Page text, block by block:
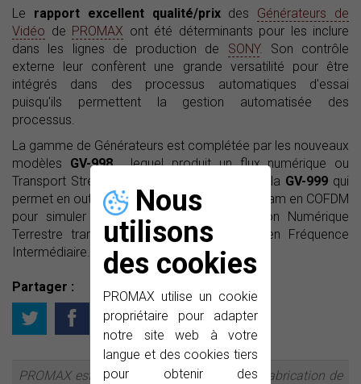
Nous
utilisons
des cookies
PROMAX utilise un cookie
propriétaire pour adapter
notre site web à votre
langue et des cookies tiers
pour obtenir des
Le rapport excellent qualité/prixdes Générateurs de
Vidéo de PROMAX ont été déterminants pour les inclure
dans les lignes de production de SONY. Son contrôle
externe leur confèrent une grande versatilité pour être
intégrés dans des processus automatiques d'essai
puisqu'ils permettent la gestion automatisée des
processus.
La gamme de Générateurs est complétée par les nouveaux
modèles GV-998, lequel produit un flux numérique ou
Transport Stream (TS) de signaux MPEG, et la GV-999 qui
permet en outre de moduler le Transport Stream en COFDM
pour simuler un signal étalon de Télévision Numérique
Terrestre transmis en Radiofréquence et en Fréquence
Intermédiaire.
Partager :
PROMAX est une entreprise leader dans la fabrication de